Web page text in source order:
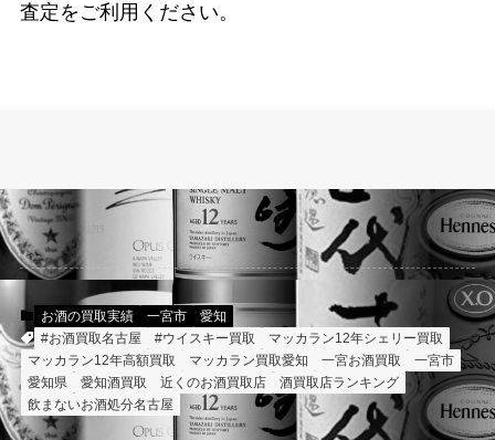
査定をご利用ください。
お酒の買取実績 一宮市
愛知
#お酒買取名古屋
#ウイスキー買取
マッカラン12年シェリー買取
マッカラン12年高額買取
マッカラン買取愛知 一宮お酒買取
一宮市
愛知県
愛知酒買取 近くのお酒買取店
酒買取店ランキング
飲まないお酒処分名古屋